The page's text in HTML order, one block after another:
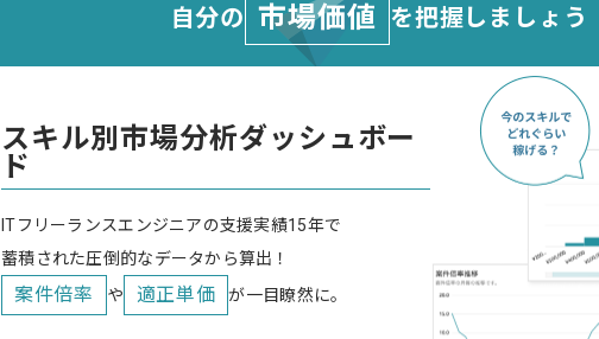
自分の 市場価値 を把握しましょう
スキル別市場分析ダッシュボー
ド
ITフリーランスエンジニアの支援実績15年で
蓄積された圧倒的なデータから算出！
案件倍率 や 適正単価 が一目瞭然に。